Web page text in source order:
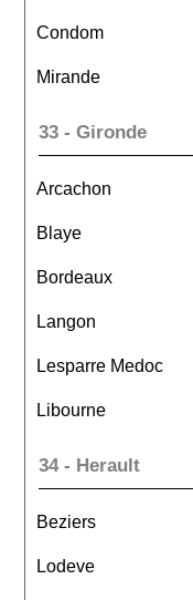
Condom
Mirande
33 - Gironde
Arcachon
Blaye
Bordeaux
Langon
Lesparre Medoc
Libourne
34 - Herault
Beziers
Lodeve